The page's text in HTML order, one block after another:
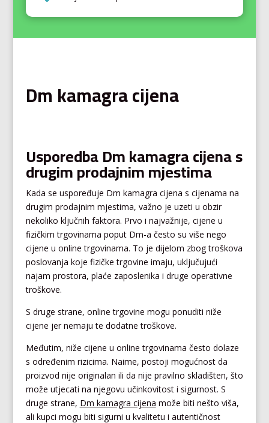
Dm kamagra cijena
Usporedba Dm kamagra cijena s
drugim prodajnim mjestima
Kada se uspoređuje Dm kamagra cijena s cijenama na
drugim prodajnim mjestima, važno je uzeti u obzir
nekoliko ključnih faktora. Prvo i najvažnije, cijene u
fizičkim trgovinama poput Dm-a često su više nego
cijene u online trgovinama. To je dijelom zbog troškova
poslovanja koje fizičke trgovine imaju, uključujući
najam prostora, plaće zaposlenika i druge operativne
troškove.
S druge strane, online trgovine mogu ponuditi niže
cijene jer nemaju te dodatne troškove.
Međutim, niže cijene u online trgovinama često dolaze
s određenim rizicima. Naime, postoji mogućnost da
proizvod nije originalan ili da nije pravilno skladišten, što
može utjecati na njegovu učinkovitost i sigurnost. S
druge strane, Dm kamagra cijena može biti nešto viša,
ali kupci mogu biti sigurni u kvalitetu i autentičnost